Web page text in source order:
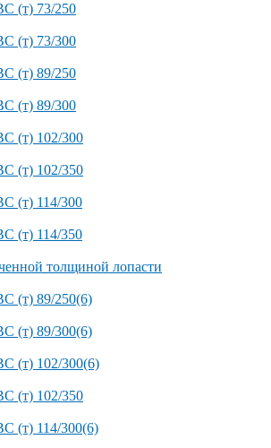
(т) 73/250
(т) 73/300
(т) 89/250
(т) 89/300
(т) 102/300
(т) 102/350
(т) 114/300
(т) 114/350
толщиной лопасти
(т) 89/250(6)
(т) 89/300(6)
(т) 102/300(6)
(т) 102/350
(т) 114/300(6)